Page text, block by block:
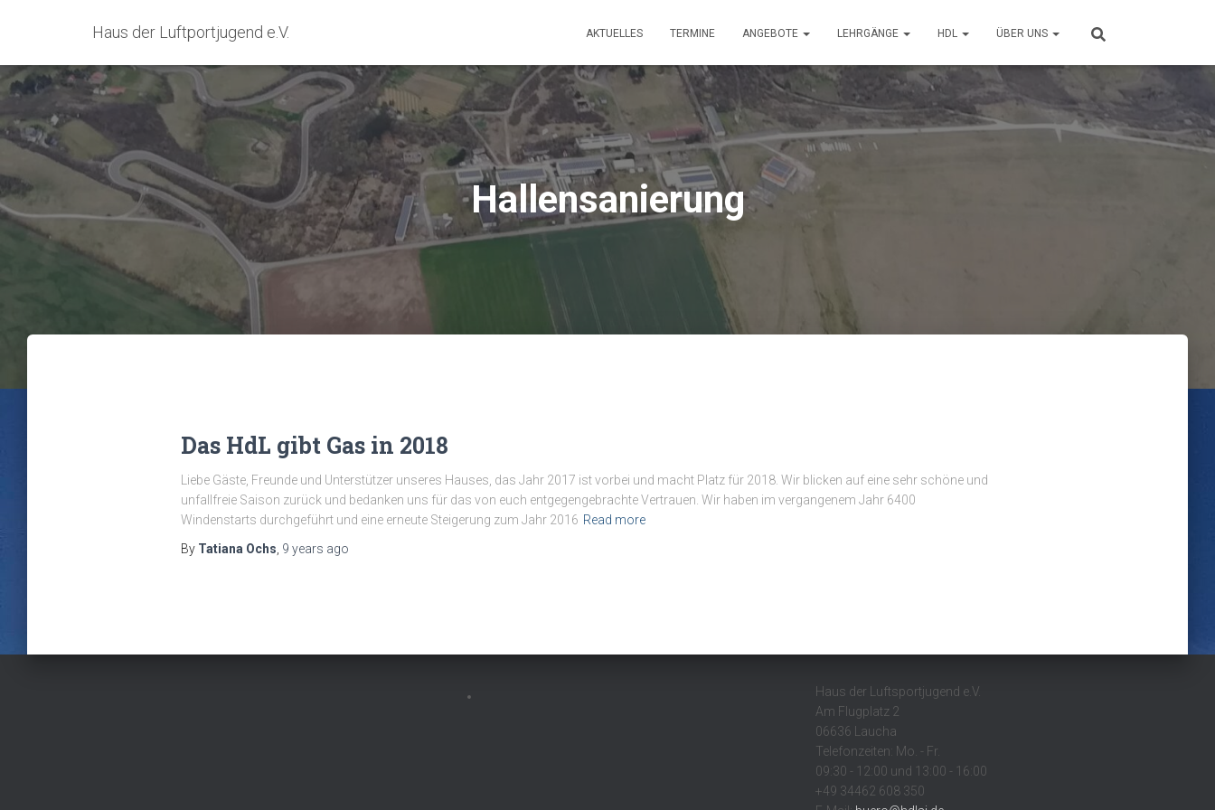
Haus der Luftportjugend e.V. AKTUELLES TERMINE ANGEBOTE LEHRGÄNGE HDL ÜBER UNS
Hallensanierung
Das HdL gibt Gas in 2018
Liebe Gäste, Freunde und Unterstützer unseres Hauses, das Jahr 2017 ist vorbei und macht Platz für 2018. Wir blicken auf eine sehr schöne und
unfallfreie Saison zurück und bedanken uns für das von euch entgegengebrachte Vertrauen. Wir haben im vergangenem Jahr 6400
Windenstarts durchgeführt und eine erneute Steigerung zum Jahr 2016 Read more
By Tatiana Ochs 9 years ago
Haus der Luftsportjugend e.V.
Am Flugplatz 2
06636 Laucha
Telefonzeiten: Mo. - Fr.
09:30 - 12:00 und 13:00 - 16:00
+49 34462 608 350